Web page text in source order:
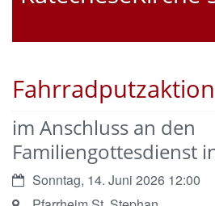
Fahrradputzaktion
im Anschluss an den
Familiengottesdienst
Datum:Sonntag, 14. Juni 2026 12:00